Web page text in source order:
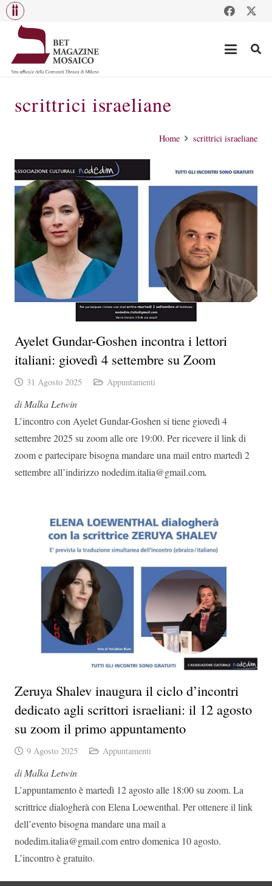
scrittrici israeliane
Home scrittrici israeliane
Ayelet Gundar-Goshen incontra i lettori
italiani: giovedì 4 settembre su Zoom
31 Agosto 2025 Appuntamenti
di Malka Letwin
L’incontro con Ayelet Gundar-Goshen si tiene giovedì 4
settembre 2025 su zoom alle ore 19:00. Per ricevere il link di
zoom e partecipare bisogna mandare una mail entro martedì 2
settembre all’indirizzo nodedim.italia@gmail.com.
Zeruya Shalev inaugura il ciclo d’incontri
dedicato agli scrittori israeliani: il 12 agosto
su zoom il primo appuntamento
9 Agosto 2025 Appuntamenti
di Malka Letwin
L’appuntamento è martedì 12 agosto alle 18:00 su zoom. La
scrittrice dialogherà con Elena Loewenthal. Per ottenere il link
dell’evento bisogna mandare una mail a
nodedim.italia@gmail.com entro domenica 10 agosto.
L’incontro è gratuito.